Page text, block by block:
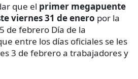
que el primer megapuente
viernes 31 de enero por la
de febrero Día de la
entre los días oficiales se les
3 de febrero a trabajadores y